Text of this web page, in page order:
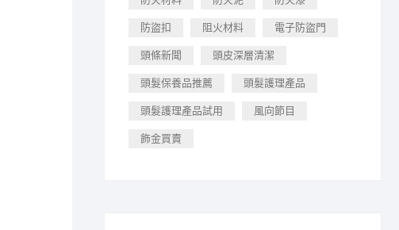
防盜扣 阻火材料 電子防盜門
頭條新聞 頭皮深層清潔
頭髮保養品推薦 頭髮護理產品
頭髮護理產品試用 風向節目
飾金買賣